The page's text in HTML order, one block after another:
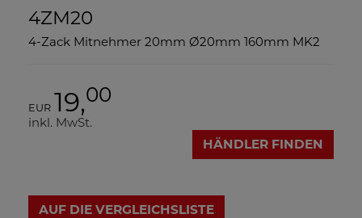
4ZM20
4-Zack Mitnehmer 20mm Ø20mm 160mm MK2
EUR 19,00
inkl. MwSt.
HÄNDLER FINDEN
AUF DIE VERGLEICHSLISTE